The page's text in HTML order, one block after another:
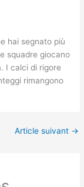
hai segnato più
squadre giocano
I calci di rigore
rimangono
Article suivant →